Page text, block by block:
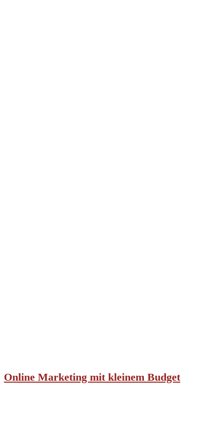
Online Marketing mit kleinem Budget